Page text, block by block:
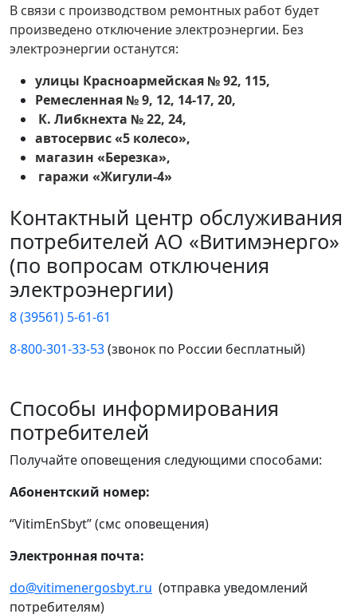
В связи с производством ремонтных работ будет
произведено отключение электроэнергии. Без
электроэнергии останутся:
улицы Красноармейская № 92, 115,
Ремесленная № 9, 12, 14-17, 20,
К. Либкнехта № 22, 24,
автосервис «5 колесо»,
магазин «Березка»,
гаражи «Жигули-4»
Контактный центр обслуживания
потребителей АО «Витимэнерго»
(по вопросам отключения
электроэнергии)
8 (39561) 5-61-61
8-800-301-33-53(звонок по России бесплатный)
Способы информирования
потребителей
Получайте оповещения следующими способами:
Абонентский номер:
“VitimEnSbyt” (смс оповещения)
Электронная почта:
do@vitimenergosbyt.ru (отправка уведомлений
потребителям)